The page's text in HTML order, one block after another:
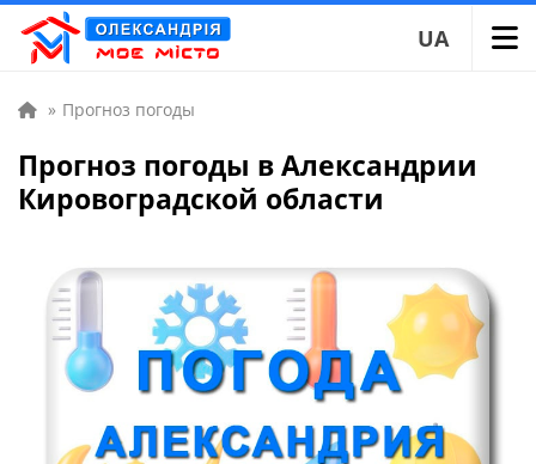
UA
» Прогноз погоды
Прогноз погоды в Александрии
Кировоградской области